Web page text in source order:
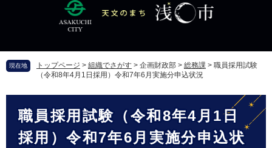
頭
す
飛
し
現在地 トップページ > 組織でさがす > 企画財政部 > 総務課 > 職員採用試験
（令和8年4月1日採用）令和7年6月実施分申込状況
職員採用試験（令和8年4月1日
採用）令和7年6月実施分申込状